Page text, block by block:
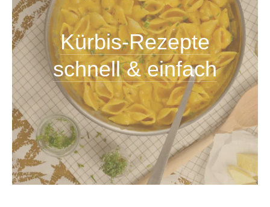
Kürbis-Rezepte
schnell & einfach